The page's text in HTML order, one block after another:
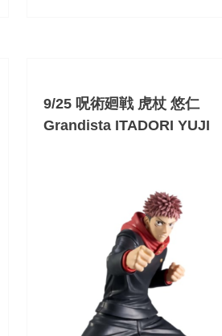
9/25 呪術廻戦 虎杖 悠仁
Grandista ITADORI YUJI